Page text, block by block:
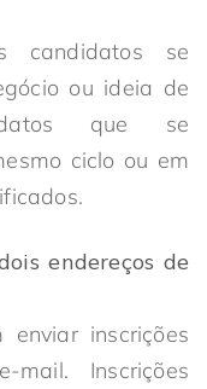
candidatos se
ou ideia de
que se
ciclo ou em
endereços de
inscrições
Inscrições